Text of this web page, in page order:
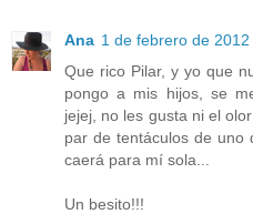
Ana 1 de febrero de
Que rico Pilar, y yo que
pongo a mis hijos, se
jejej, no les gusta ni el
par de tentáculos de uno
caerá para mí sola...
Un besito!!!